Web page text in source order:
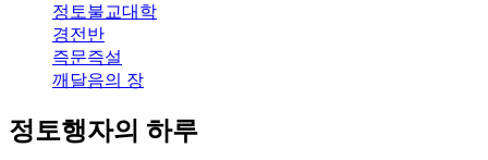
정토불교대학
경전반
즉문즉설
깨달음의 장
정토행자의 하루